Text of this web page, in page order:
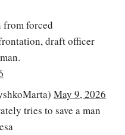
from forced
draft officer
May 9, 2026
tries to save a man